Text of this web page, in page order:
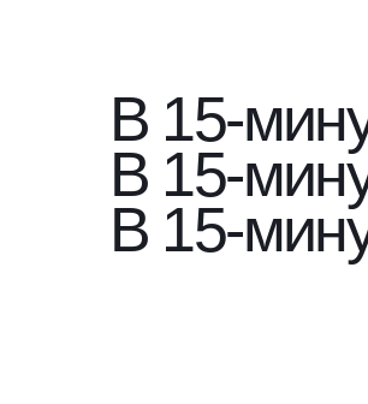
по проекту
В 15-
В 15-
В 15-